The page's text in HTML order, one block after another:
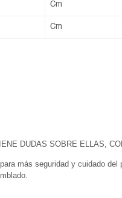
Cm
Cm
DUDAS SOBRE ELLAS,
más seguridad y cuidado del